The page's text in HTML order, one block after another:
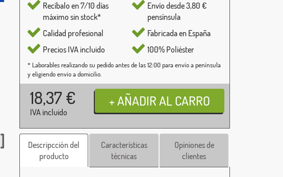
Recíbalo en 7/10 días
máximo sin stock*
Calidad profesional
Precios IVA incluido
Envío desde 3,80 €
pensínsula
Fabricada en España
100% Poliéster
* Laborables realizando su pedido antes de las 12:00 para envío a península
y eligiendo envío a domicilio.
18,37 €
IVA incluido
Descripcción del
producto
Características
técnicas
Opiniones de
clientes